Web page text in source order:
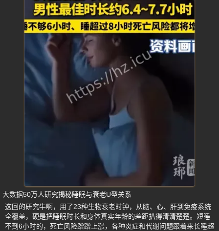
大数据50万人研究揭秘睡眠与衰老U型关系
这回的研究牛啊，用了23种生物衰老时钟，从脑、心、肝到免疫系统
全覆盖，硬是把睡眠时长和身体真实年龄的差距扒得清清楚楚。短睡
不到6小时的，死亡风险蹭蹭上涨，各种炎症和代谢问题跟着来长睡超